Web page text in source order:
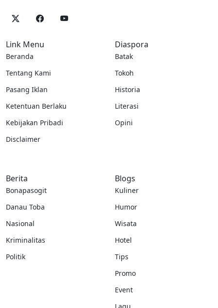
Link Menu
Beranda
Tentang Kami
Pasang Iklan
Ketentuan Berlaku
Kebijakan Pribadi
Disclaimer
Diaspora
Batak
Tokoh
Historia
Literasi
Opini
Berita
Bonapasogit
Danau Toba
Nasional
Kriminalitas
Politik
Blogs
Kuliner
Humor
Wisata
Hotel
Tips
Promo
Event
Lagu